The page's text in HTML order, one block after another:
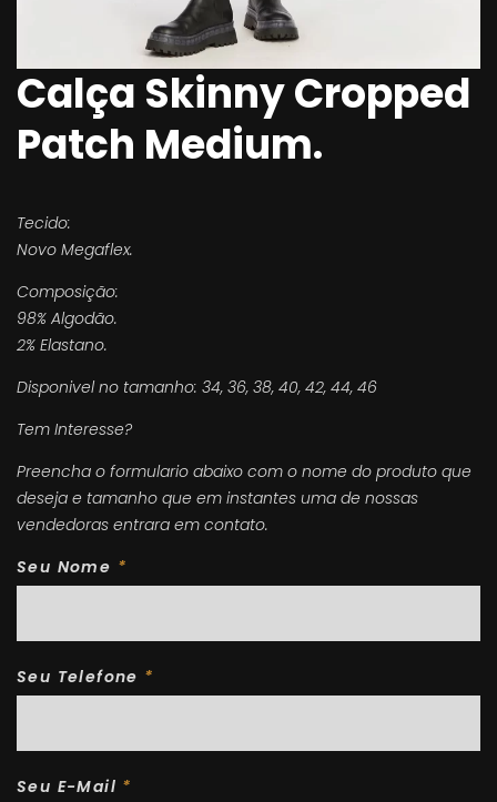
Calça Skinny Cropped
Patch Medium.
Tecido:
Novo Megaflex.
Composição:
98% Algodão.
2% Elastano.
Disponivel no tamanho: 34, 36, 38, 40, 42, 44, 46
Tem Interesse?
Preencha o formulario abaixo com o nome do produto que
deseja e tamanho que em instantes uma de nossas
vendedoras entrara em contato.
Seu Nome *
Seu Telefone *
Seu E-Mail *